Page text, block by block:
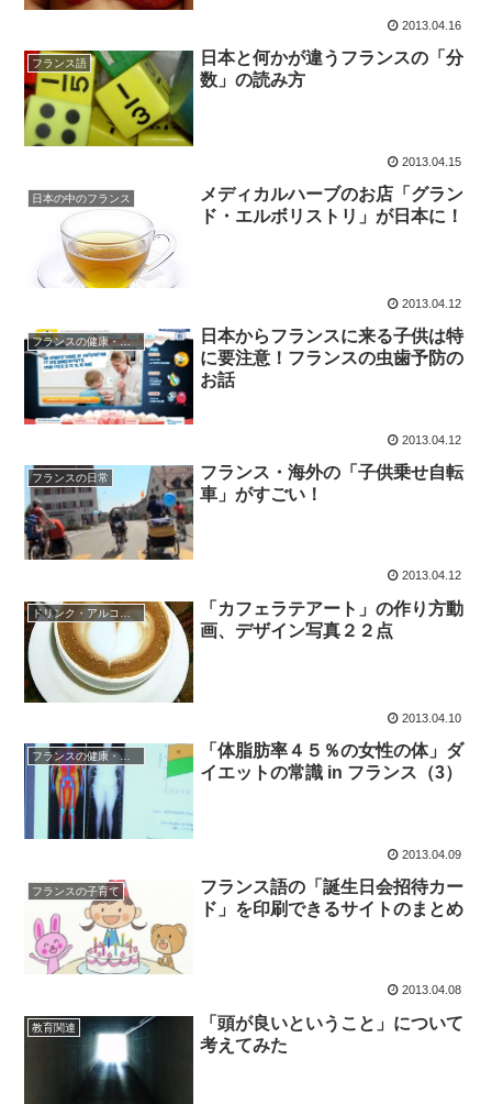
2013.04.16
フランス語
日本と何かが違うフランスの「分
数」の読み方
2013.04.15
日本の中のフランス
メディカルハーブのお店「グラン
ド・エルボリストリ」が日本に！
2013.04.12
フランスの健康・医療
日本からフランスに来る子供は特
に要注意！フランスの虫歯予防の
お話
2013.04.12
フランスの日常
フランス・海外の「子供乗せ自転
車」がすごい！
2013.04.12
ドリンク・アルコール
「カフェラテアート」の作り方動
画、デザイン写真２２点
2013.04.10
フランスの健康・医療
「体脂肪率４５％の女性の体」ダ
イエットの常識 in フランス（3）
2013.04.09
フランスの子育て
フランス語の「誕生日会招待カー
ド」を印刷できるサイトのまとめ
2013.04.08
教育関連
「頭が良いということ」について
考えてみた